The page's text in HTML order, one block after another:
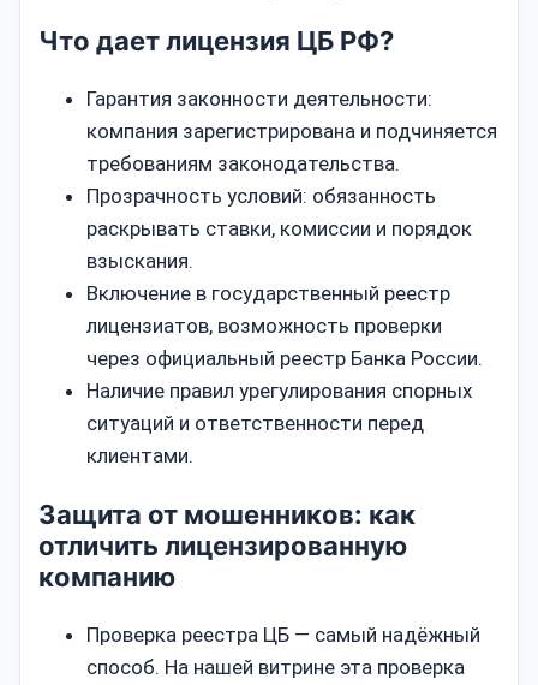
Что дает лицензия ЦБ РФ?
Гарантия законности деятельности:
компания зарегистрирована и подчиняется
требованиям законодательства.
Прозрачность условий: обязанность
раскрывать ставки, комиссии и порядок
взыскания.
Включение в государственный реестр
лицензиатов, возможность проверки
через официальный реестр Банка России.
Наличие правил урегулирования спорных
ситуаций и ответственности перед
клиентами.
Защита от мошенников: как
отличить лицензированную
компанию
Проверка реестра ЦБ — самый надёжный
способ. На нашей витрине эта проверка